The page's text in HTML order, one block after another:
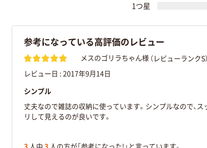
1つ星
参考になっている高評価のレビュー
メスのゴリラちゃん様 （レビューランクS）
レビュー日 : 2017年9月14日
シンプル
丈夫なので雑誌の収納に使っています。シンプルなので、ス
リして見えるのが良いです。